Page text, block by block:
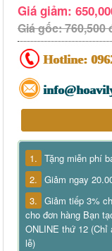
Giá giảm:
Giá gốc: 760,500
Hotline:
1. Tặng miễn phí
2. Giảm ngay
3. Giảm tiếp 3%
cho đơn hàng Bạn
ONLINE thứ 12 (Chỉ
lễ)